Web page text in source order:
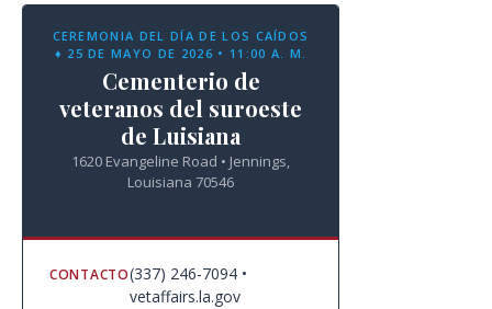
CEREMONIA DEL DÍA DE LOS CAÍDOS
♦ 25 DE MAYO DE 2026 • 11:00 A. M.
Cementerio de
veteranos del suroeste
de Luisiana
1620 Evangeline Road • Jennings,
Louisiana 70546
CONTACTO(337) 246-7094 •
vetaffairs.la.gov